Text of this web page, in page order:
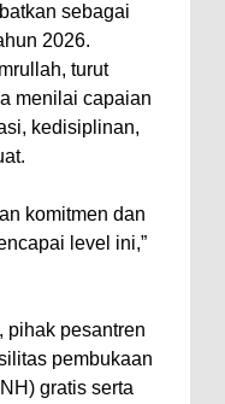
sebagai
2026.
turut
menilai capaian
kedisiplinan,
komitmen dan
level ini,”
pihak pesantren
pembukaan
gratis serta